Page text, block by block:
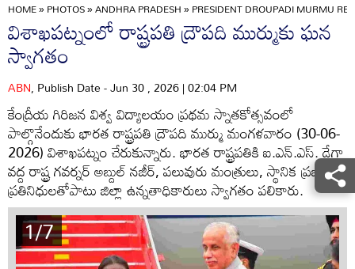
HOME»PHOTOS»ANDHRA PRADESH»PRESIDENT DROUPADI MURMU
విశాఖపట్నంలో రాష్ట్రపతి ద్రౌపది ముర్ముకు ఘన
స్వాగతం
ABN, Publish Date - Jun 30 , 2026 | 02:04 PM
కేంద్రీయ గిరిజన విశ్వ విద్యాలయం ప్రథమ స్నాతకోత్సవంలో
పాల్గొనేందుకు భారత రాష్ట్రపతి ద్రౌపది ముర్ము మంగళవారం (30-06-
2026) విశాఖపట్నం చేరుకున్నారు. భారత రాష్ట్రపతికి ఐ.ఎన్.ఎస్. డేగా
వద్ద రాష్ట్ర గవర్నర్ అబ్దుల్ నజీర్‌, పలువురు మంత్రులు, స్థానిక ప్రజా
ప్రతినిధులతోపాటు జిల్లా ఉన్నతాధికారులు స్వాగతం పలికారు.
1/7